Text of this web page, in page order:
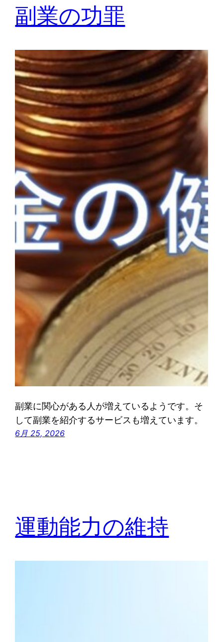
副業の功罪
副業に関心がある人が増えているようです。そ
して副業を紹介するサービスも増えています。
6月 25, 2026
運動能力の維持